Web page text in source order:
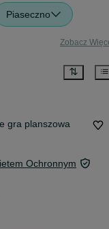
Piaseczno
Zobacz
gra planszowa
Ochronnym